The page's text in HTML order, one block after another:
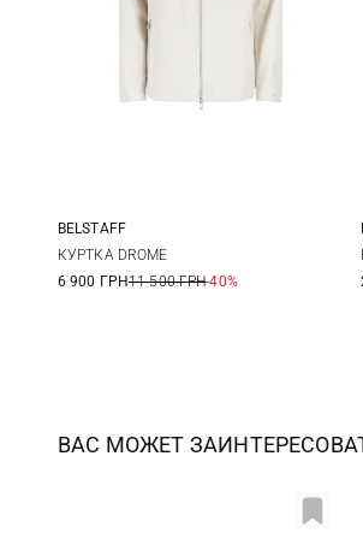
M L
BELSTAFF
КУРТКА DROME
6 900 ГРН11 500 ГРН-40%
ВАС МОЖЕТ